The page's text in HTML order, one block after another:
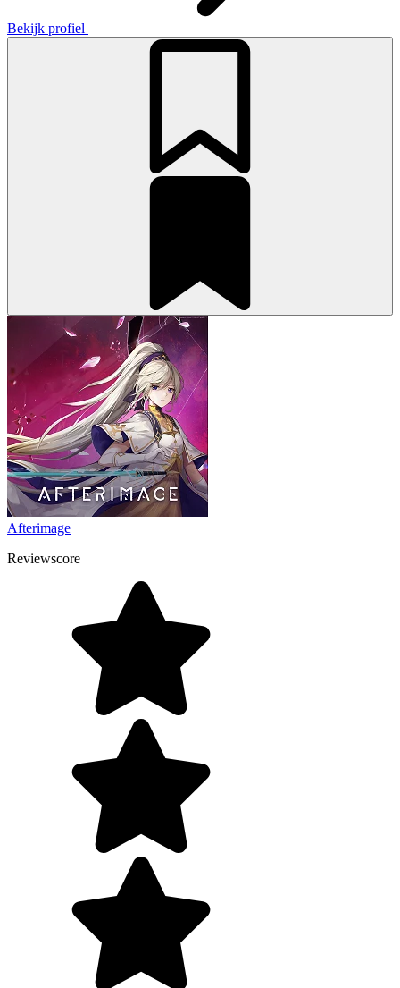
Bekijk profiel
Afterimage
Reviewscore